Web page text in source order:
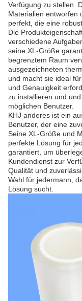
Verfügung zu stellen.
Materialien entworfen
perfekt, die eine
Die
verschiedene
seine XL-Größe
begrenztem Raum
ausgezeichneten
und macht sie ideal
und Genauigkeit
zu installieren und
möglichen Benutzer.
KHJ anderes ist ein
Benutzer, der eine
Seine XL-Größe und
perfekte Lösung für
garantiert, um
Kundendienst zur
Qualität und
Wahl für jedermann,
Lösung sucht.